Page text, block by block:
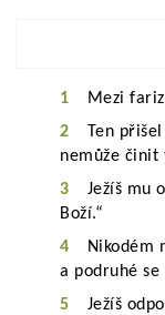
1
Mezi
2
Ten
nemůže činit
3
Ježíš mu
Boží.“
4
Nikodém
a podruhé se
5
Ježíš